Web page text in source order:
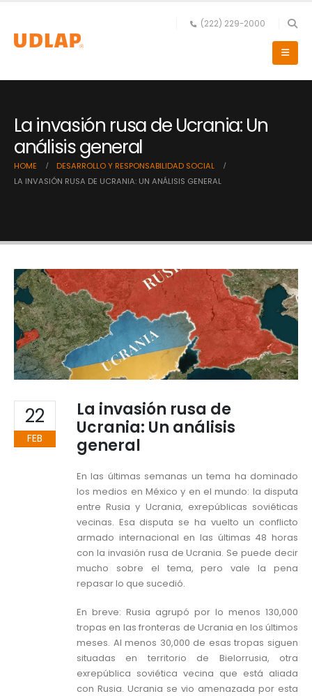
(222) 229-2000
La invasión rusa de Ucrania: Un
análisis general
HOME
DESARROLLO Y RESPONSABILIDAD SOCIAL
LA INVASIÓN RUSA DE UCRANIA: UN ANÁLISIS GENERAL
22
FEB
La invasión rusa de
Ucrania: Un análisis
general
En las últimas semanas un tema ha dominado
los medios en México y en el mundo: la disputa
entre Rusia y Ucrania, exrepúblicas soviéticas
vecinas. Esa disputa se ha vuelto un conflicto
armado internacional en las últimas 48 horas
con la invasión rusa de Ucrania. Se puede decir
mucho sobre el tema, pero vale la pena
repasar lo que sucedió.
En breve: Rusia agrupó por lo menos 130,000
tropas en las fronteras de Ucrania en los últimos
meses. Al menos 30,000 de esas tropas siguen
situadas en territorio de Bielorrusia, otra
exrepública soviética vecina que está aliada
con Rusia. Ucrania se vio amenazada por esta